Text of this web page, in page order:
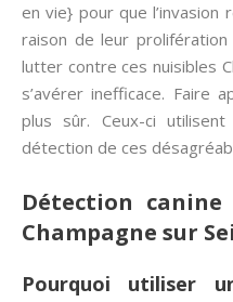
en vie} pour que l’invasion
raison de leur
lutter contre ces nuisibles
s’avérer inefficace. Faire
plus sûr. Ceux-ci
détection de ces
Détection
Champagne sur
Pourquoi utiliser